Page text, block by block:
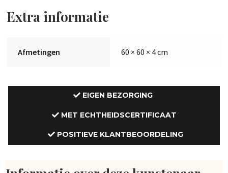
Extra informatie
Afmetingen 60 × 60 × 4 cm
EIGEN BEZORGING
MET ECHTHEIDSCERTIFICAAT
POSITIEVE KLANTBEOORDELING